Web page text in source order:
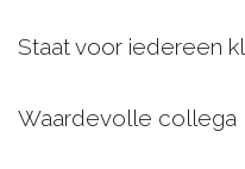
Staat voor iedereen
Waardevolle collega